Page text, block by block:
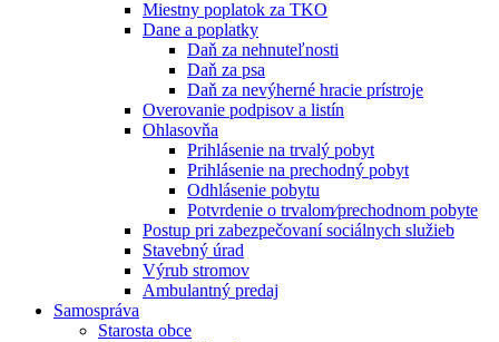
Miestny poplatok za TKO
Dane a poplatky
Daň za nehnuteľnosti
Daň za psa
Daň za nevýherné hracie prístroje
Overovanie podpisov a listín
Ohlasovňa
Prihlásenie na trvalý pobyt
Prihlásenie na prechodný pobyt
Odhlásenie pobytu
Potvrdenie o trvalom⁄prechodnom pobyte
Postup pri zabezpečovaní sociálnych služieb
Stavebný úrad
Výrub stromov
Ambulantný predaj
Samospráva
Starosta obce